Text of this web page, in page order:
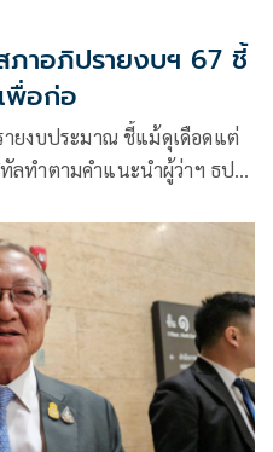
าอภิปรายงบฯ 67 ชี้
พื่อก่อ
ยงบประมาณ ชี้แม้ดุเดือดแต่
ลทำตามคำแนะนำผู้ว่าฯ ธปท.